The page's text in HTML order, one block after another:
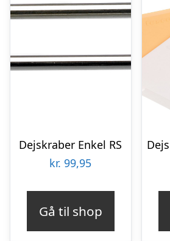
Dejskraber Enkel RS
kr. 99,95
Gå til shop